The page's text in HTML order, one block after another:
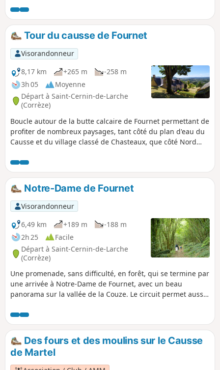
Tour du causse de Fournet
Visorandonneur
8,17 km
+265 m
-258 m
3h 05
Moyenne
Départ à Saint-Cernin-de-Larche
(Corrèze)
Boucle autour de la butte calcaire de Fournet permettant de
profiter de nombreux paysages, tant côté du plan d'eau du
Causse et du village classé de Chasteaux, que côté Nord
Perpezac-le-Blanc et Saint-Robert. L'itinéraire emprunte peu
de voies revêtues et des chemins et sentiers peu
fréquentés, à l’exception des deux kilomètres reprenant une
partie du parcours aménagé autour du plan d'eau du
Causse.
Notre-Dame de Fournet
Visorandonneur
6,49 km
+189 m
-188 m
2h 25
Facile
Départ à Saint-Cernin-de-Larche
(Corrèze)
Une promenade, sans difficulté, en forêt, qui se termine par
une arrivée à Notre-Dame de Fournet, avec un beau
panorama sur la vallée de la Couze. Le circuit permet aussi
Des fours et des moulins sur le Causse
de Martel